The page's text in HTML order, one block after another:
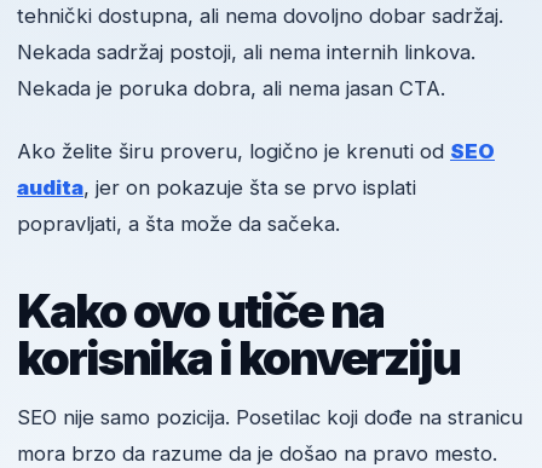
tehnički dostupna, ali nema dovoljno dobar sadržaj.
Nekada sadržaj postoji, ali nema internih linkova.
Nekada je poruka dobra, ali nema jasan CTA.
Ako želite širu proveru, logično je krenuti od SEO
audita, jer on pokazuje šta se prvo isplati
popravljati, a šta može da sačeka.
Kako ovo utiče na
korisnika i konverziju
SEO nije samo pozicija. Posetilac koji dođe na stranicu
mora brzo da razume da je došao na pravo mesto.